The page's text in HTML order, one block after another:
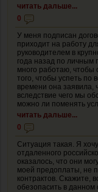
читать дальше...
0
У меня подписан
приходит на работу
руководителем в
года назад по личным
много работаю, чтобы
того, чтобы успеть
времени она заявила,
вследствие чего мы
можно ли поменять
читать дальше...
0
Ситуация такая. Я
отдаленного
оказалось, что они
моей предоплаты, не
контрактов. Скажите,
обезопасить в данном